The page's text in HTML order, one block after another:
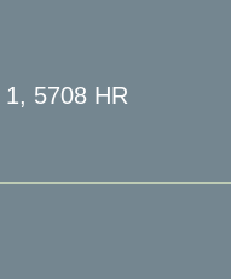
5708 HR